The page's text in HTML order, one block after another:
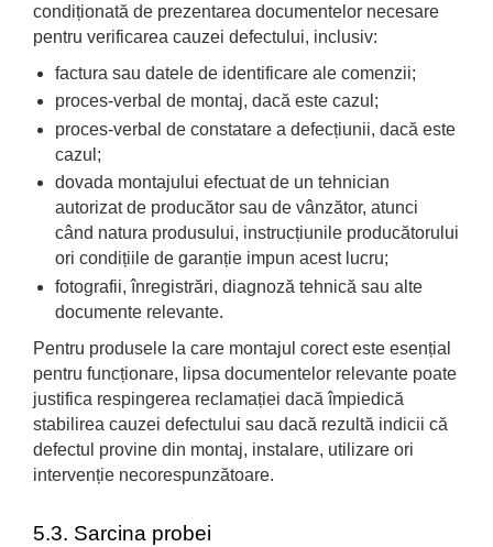
condiționată de prezentarea documentelor necesare
pentru verificarea cauzei defectului, inclusiv:
factura sau datele de identificare ale comenzii;
proces-verbal de montaj, dacă este cazul;
proces-verbal de constatare a defecțiunii, dacă este
cazul;
dovada montajului efectuat de un tehnician
autorizat de producător sau de vânzător, atunci
când natura produsului, instrucțiunile producătorului
ori condițiile de garanție impun acest lucru;
fotografii, înregistrări, diagnoză tehnică sau alte
documente relevante.
Pentru produsele la care montajul corect este esențial
pentru funcționare, lipsa documentelor relevante poate
justifica respingerea reclamației dacă împiedică
stabilirea cauzei defectului sau dacă rezultă indicii că
defectul provine din montaj, instalare, utilizare ori
intervenție necorespunzătoare.
5.3. Sarcina probei